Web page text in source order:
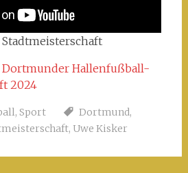
Hallenfußball-
2024
, Sport Dortmund,
, Uwe Kisker